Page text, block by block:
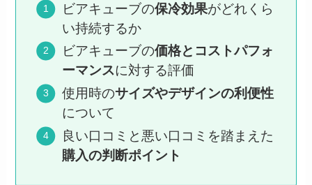
ビアキューブの保冷効果がどれくら
い持続するか
ビアキューブの価格とコストパフォ
ーマンスに対する評価
使用時のサイズやデザインの利便性
について
良い口コミと悪い口コミを踏まえた
購入の判断ポイント